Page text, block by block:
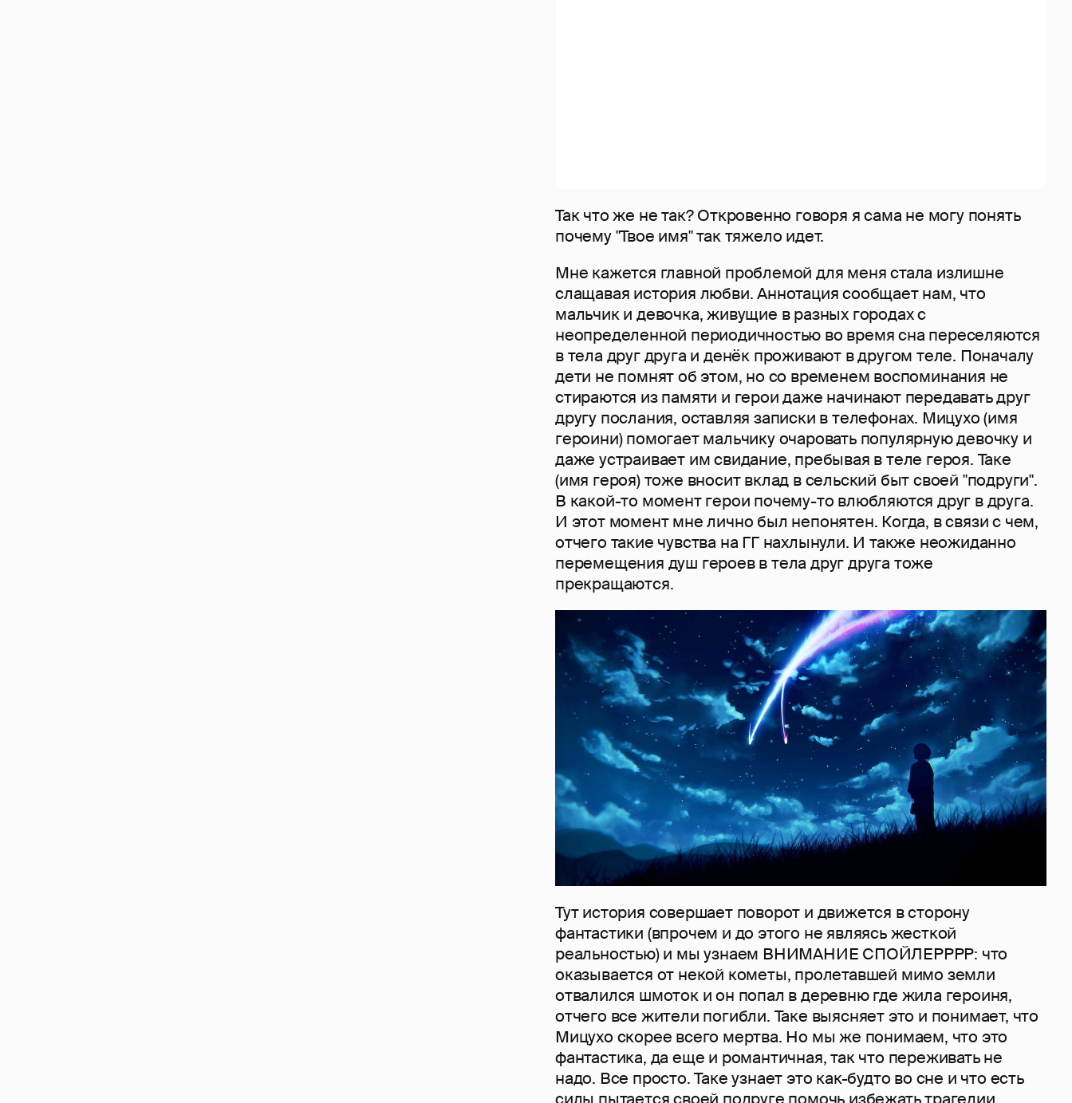
Так что же не так? Откровенно говоря я сама не могу понять
почему "Твое имя" так тяжело идет.
Мне кажется главной проблемой для меня стала излишне
слащавая история любви. Аннотация сообщает нам, что
мальчик и девочка, живущие в разных городах с
неопределенной периодичностью во время сна переселяются
в тела друг друга и денёк проживают в другом теле. Поначалу
дети не помнят об этом, но со временем воспоминания не
стираются из памяти и герои даже начинают передавать друг
другу послания, оставляя записки в телефонах. Мицухо (имя
героини) помогает мальчику очаровать популярную девочку и
даже устраивает им свидание, пребывая в теле героя. Таке
(имя героя) тоже вносит вклад в сельский быт своей "подруги".
В какой-то момент герои почему-то влюбляются друг в друга.
И этот момент мне лично был непонятен. Когда, в связи с чем,
отчего такие чувства на ГГ нахлынули. И также неожиданно
перемещения душ героев в тела друг друга тоже
прекращаются.
Тут история совершает поворот и движется в сторону
фантастики (впрочем и до этого не являясь жесткой
реальностью) и мы узнаем ВНИМАНИЕ СПОЙЛЕРРРР: что
оказывается от некой кометы, пролетавшей мимо земли
отвалился шмоток и он попал в деревню где жила героиня,
отчего все жители погибли. Таке выясняет это и понимает, что
Мицухо скорее всего мертва. Но мы же понимаем, что это
фантастика, да еще и романтичная, так что переживать не
надо. Все просто. Таке узнает это как-будто во сне и что есть